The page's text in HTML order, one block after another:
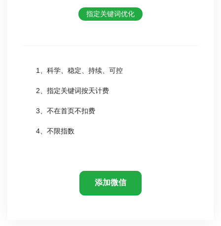
指定关键词优化
1、科学、稳定、持续、可控
2、指定关键词按天计费
3、不在首页不扣费
4、不限指数
添加微信